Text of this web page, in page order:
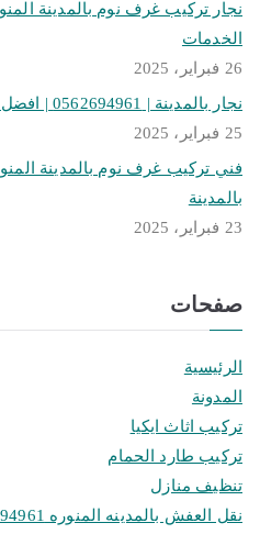
الخدمات
26 فبراير، 2025
نجار بالمدينة | 0562694961 | افضل نجار فك وتركيب وصيانة
25 فبراير، 2025
بالمدينة
23 فبراير، 2025
صفحات
الرئيسية
المدونة
تركيب اثاث ايكيا
تركيب طارد الحمام
تنظيف منازل
نقل العفش بالمدينه المنوره 0562694961